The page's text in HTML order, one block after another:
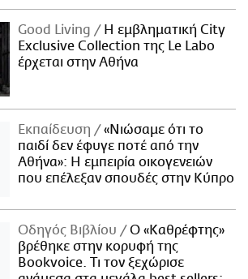
Good Living
Η εμβληματική City
Exclusive Collection της Le Labo
έρχεται στην Αθήνα
Εκπαίδευση
«Νιώσαμε ότι το
παιδί δεν έφυγε ποτέ από την
Αθήνα»: Η εμπειρία οικογενειών
που επέλεξαν σπουδές στην Κύπρο
Οδηγός Βιβλίου
Ο «Καθρέφτης»
βρέθηκε στην κορυφή της
Bookvoice. Τι τον ξεχώρισε